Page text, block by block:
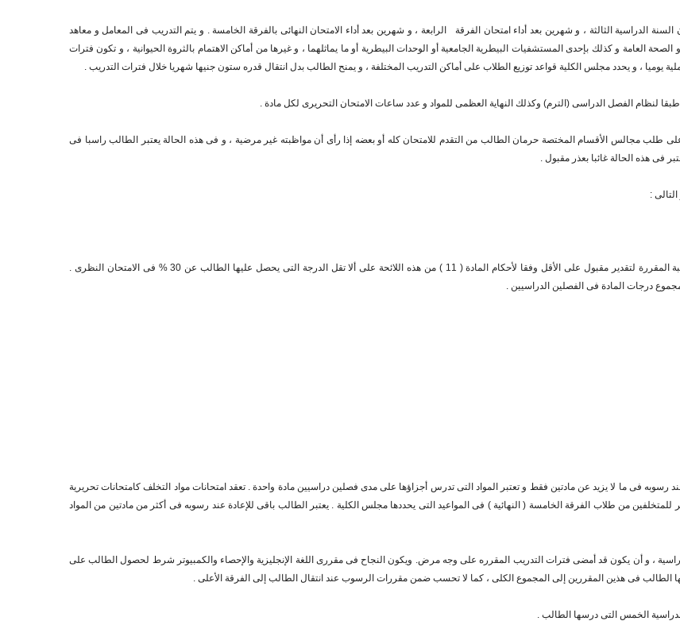
الثالثة ، و شهرين بعد أداء امتحان الفرقة الرابعة ، و شهرين بعد أداء الامتحان النهائى بالفرقة الخامسة . و يتم التدريب فى المعامل و معاهد
العامة و كذلك بإحدى المستشفيات البيطرية الجامعية أو الوحدات البيطرية أو ما يماثلهما ، و غيرها من أماكن الاهتمام بالثروة الحيوانية ، و تكون فترات
، و يحدد مجلس الكلية قواعد توزيع الطلاب على أماكن التدريب المختلفة ، و يمنح الطالب بدل انتقال قدره ستون جنيها شهريا خلال فترات التدريب .
طلب مجالس الأقسام المختصة حرمان الطالب من التقدم للامتحان كله أو بعضه إذا رأى أن مواظبته غير مرضية ، و فى هذه الحالة يعتبر الطالب راسبا فى
فى هذه الحالة غائبا بعذر مقبول .
:
يشترط لنجاح الطالب فى المادة أن يحصل من مجموع درجات الامتحان على النسبة المقررة لتقدير مقبول على الأقل وفقا لأحكام المادة ( 11 ) من هذه اللائحة على ألا تقل الدرجة التى يحصل عليها الطالب عن 30 % فى الامتحان النظرى .
درجات المادة فى الفصلين الدراسيين .
رسوبه فى ما لا يزيد عن مادتين فقط و تعتبر المواد التى تدرس أجزاؤها على مدى فصلين دراسيين مادة واحدة . تعقد امتحانات مواد التخلف كامتحانات تحريرية
من طلاب الفرقة الخامسة ( النهائية ) فى المواعيد التى يحددها مجلس الكلية . يعتبر الطالب باقى للإعادة عند رسوبه فى أكثر من مادتين من المواد
، و أن يكون قد أمضى فترات التدريب المقرره على وجه مرض. ويكون النجاح فى مقررى اللغة الإنجليزية والإحصاء والكمبيوتر شرط لحصول الطالب على
الطالب فى هذين المقررين إلى المجموع الكلى ، كما لا تحسب ضمن مقررات الرسوب عند انتقال الطالب إلى الفرقة الأعلى .
الخمس التى درسها الطالب .